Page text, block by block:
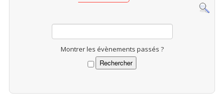
Montrer les évènements passés ?